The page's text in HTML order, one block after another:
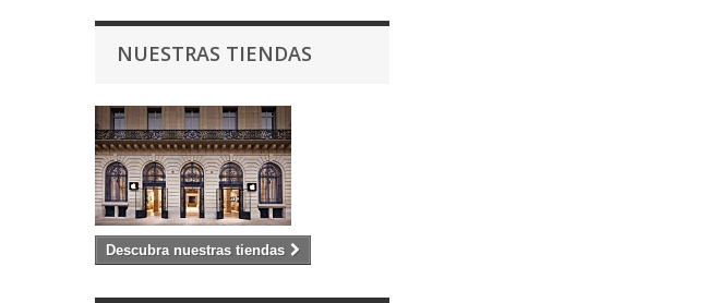
NUESTRAS TIENDAS
Descubra nuestras tiendas